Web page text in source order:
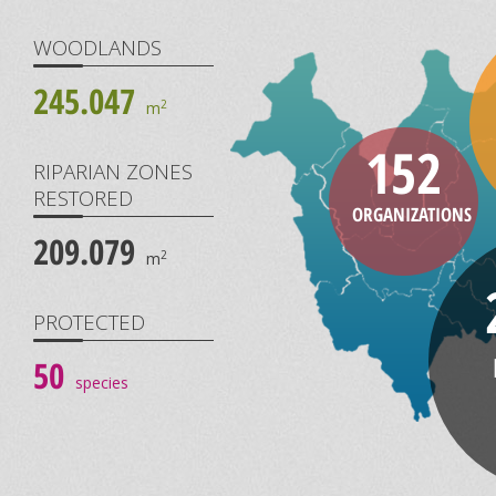
WOODLANDS
245.047 m2
RIPARIAN ZONES
RESTORED
209.079 m2
PROTECTED
50 species
152
ORGANIZATIONS